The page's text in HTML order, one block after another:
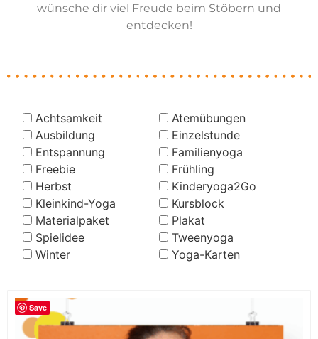
wünsche dir viel Freude beim Stöbern und
entdecken!
Achtsamkeit
Atemübungen
Ausbildung
Einzelstunde
Entspannung
Familienyoga
Freebie
Frühling
Herbst
Kinderyoga2Go
Kleinkind-Yoga
Kursblock
Materialpaket
Plakat
Spielidee
Tweenyoga
Winter
Yoga-Karten
Save